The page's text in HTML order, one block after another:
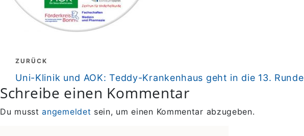
Beitragsnavigation
ZURÜCK
zurück
Uni-Klinik und AOK: Teddy-Krankenhaus geht in die 13. Runde
Schreibe einen Kommentar
Du musstangemeldet sein, um einen Kommentar abzugeben.